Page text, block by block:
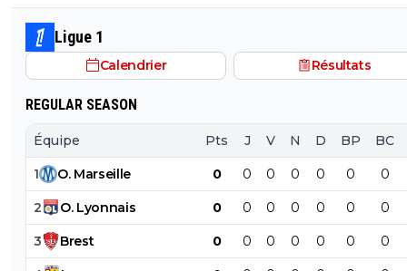
encore de boulot mais tu peux y arriver. Un 06/20
d'encouragement.
Ligue 1
Calendrier Résultats
REGULAR SEASON
Équipe Pts J V N D BP BC
1 O. Marseille 0 0 0 0 0 0 0
2 O. Lyonnais 0 0 0 0 0 0 0
3 Brest 0 0 0 0 0 0 0